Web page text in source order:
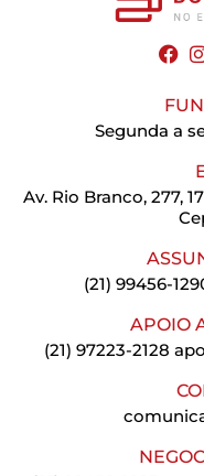
Segunda a
Av. Rio Branco, 277,
(21) 99456-
APOIO
(21) 97223-2128